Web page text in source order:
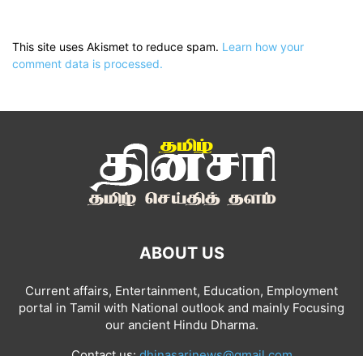
This site uses Akismet to reduce spam. Learn how your
comment data is processed.
ABOUT US
Current affairs, Entertainment, Education, Employment
portal in Tamil with National outlook and mainly Focusing
our ancient Hindu Dharma.